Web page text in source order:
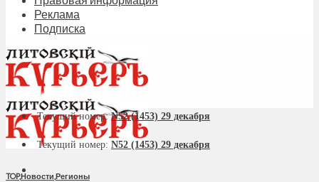
Реклама
Подписка
Текущий номер:N52 (1453) 29 декабря
Текущий номер: N52 (1453) 29 декабря
TOP,Новости,Регионы